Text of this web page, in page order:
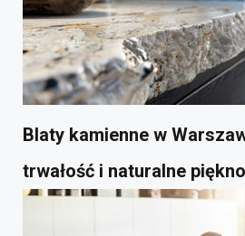
Blaty kamienne w
trwałość i naturalne